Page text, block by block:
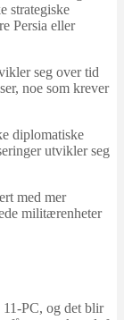
strategiske
Persia eller
seg over tid
noe som krever
diplomatiske
utvikler seg
med mer
militærenheter
PC, og det blir